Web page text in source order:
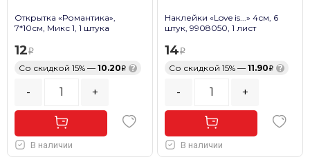
Открытка «Романтика»,
7*10см, Микс 1, 1 штука
12
Со скидкой 15% — 10.20 ?
- +
В наличии
Наклейки «Love is...» 4см, 6
штук, 9908050, 1 лист
14
Со скидкой 15% — 11.90 ?
- +
В наличии